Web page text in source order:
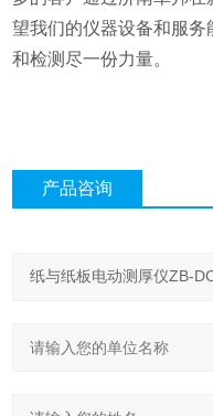
望我们的仪器设备和服务
和检测尽一份力量。
产品咨询